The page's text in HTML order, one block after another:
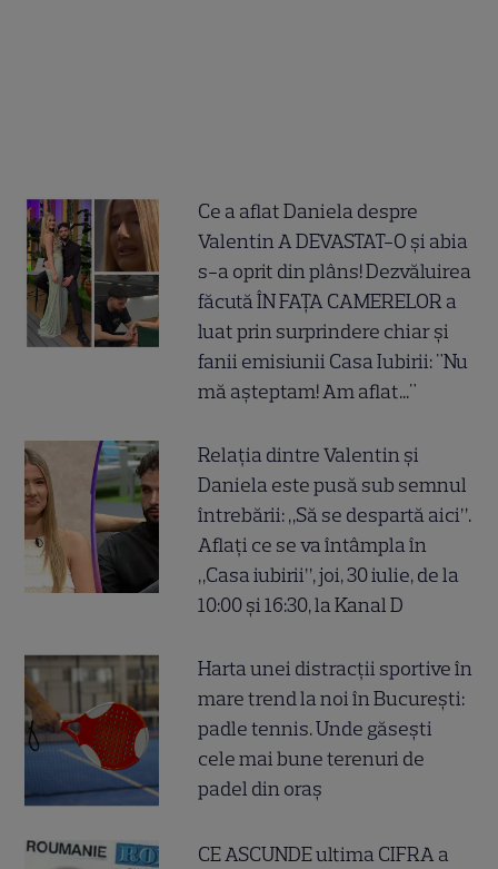
Ce a aflat Daniela despre
Valentin A DEVASTAT-O și abia
s-a oprit din plâns! Dezvăluirea
făcută ÎN FAȚA CAMERELOR a
luat prin surprindere chiar și
fanii emisiunii Casa Iubirii: "Nu
mă așteptam! Am aflat..."
Relația dintre Valentin și
Daniela este pusă sub semnul
întrebării: „Să se despartă aici”.
Aflați ce se va întâmpla în
„Casa iubirii”, joi, 30 iulie, de la
10:00 și 16:30, la Kanal D
Harta unei distracții sportive în
mare trend la noi în București:
padle tennis. Unde găsești
cele mai bune terenuri de
padel din oraș
CE ASCUNDE ultima CIFRA a